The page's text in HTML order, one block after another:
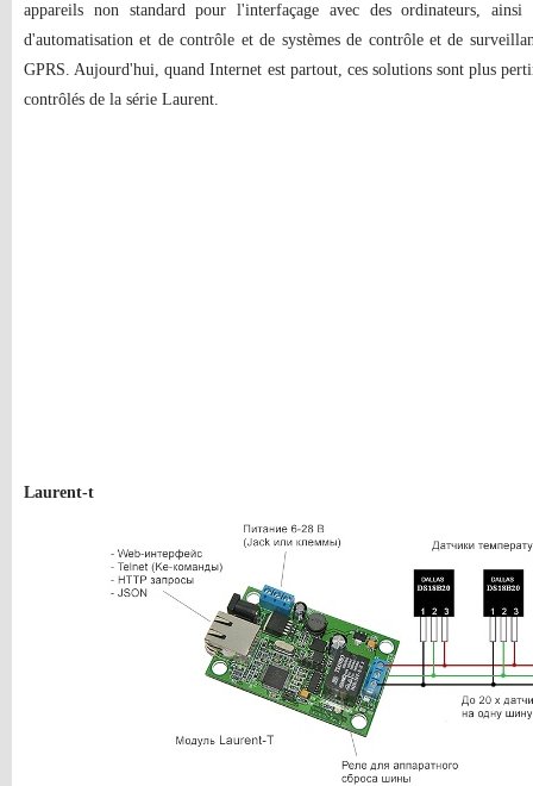
appareils non standard pour l'interfaçage avec des ordinateurs, ainsi
d'automatisation et de contrôle et de systèmes de contrôle et de
GPRS. Aujourd'hui, quand Internet est partout, ces solutions sont plus
contrôlés de la série Laurent.
Laurent-t